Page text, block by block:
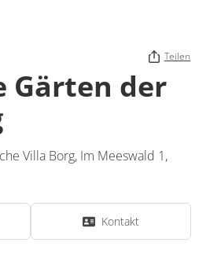
Teilen
Gärten der
Villa Borg, Im Meeswald 1,
Kontakt